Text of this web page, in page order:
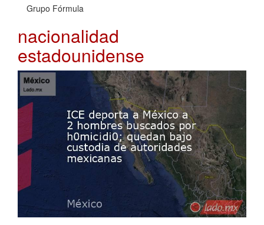
Grupo Fórmula
nacionalidad
estadounidense